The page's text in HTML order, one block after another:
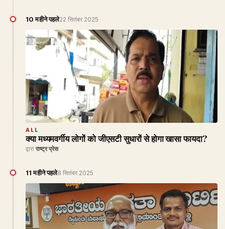
10 महीने पहले22 सितंबर 2025
ALL
क्या मध्यमवर्गीय लोगों को जीएसटी सुधारों से होगा खासा फायदा?
द्वारा राष्ट्र प्रेस
11 महीने पहले8 सितंबर 2025